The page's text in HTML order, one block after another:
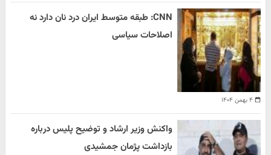
۴ بهمن ۱۴۰۴
CNN: طبقه متوسط ایران درد نان دارد نه
اصلاحات سیاسی
واکنش وزیر ارشاد و توضیح پلیس درباره
بازداشت پژمان جمشیدی